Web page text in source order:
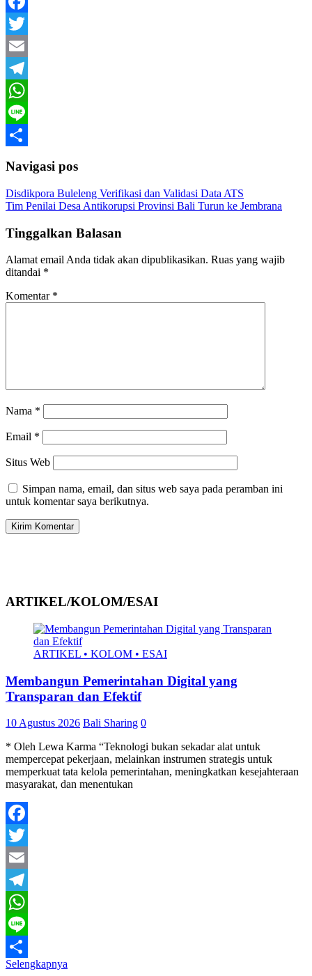
Facebook
Twitter
Email
Telegram
WhatsApp
Line
Navigasi pos
Disdikpora Buleleng Verifikasi dan Validasi Data ATS
Tim Penilai Desa Antikorupsi Provinsi Bali Turun ke Jembrana
Tinggalkan Balasan
Alamat email Anda tidak akan dipublikasikan. Ruas yang wajib
ditandai *
Komentar *
Nama *
Email *
Situs Web
Simpan nama, email, dan situs web saya pada peramban ini
untuk komentar saya berikutnya.
ARTIKEL/KOLOM/ESAI
ARTIKEL • KOLOM • ESAI
Membangun Pemerintahan Digital yang
Transparan dan Efektif
10 Agustus 2026 Bali Sharing 0
* Oleh Lewa Karma “Teknologi bukan sekadar alat untuk
mempercepat pekerjaan, melainkan instrumen strategis untuk
memperkuat tata kelola pemerintahan, meningkatkan kesejahteraan
masyarakat, dan menentukan
Facebook
Twitter
Email
Telegram
WhatsApp
Line
Share
Selengkapnya